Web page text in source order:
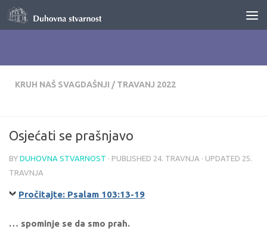
Skip to content
KRUH NAŠ SVAGDAŠNJI / TRAVANJ 2022
Osjećati se prašnjavo
BY DUHOVNA STVARNOST · PUBLISHED 24. TRAVNJA · UPDATED 25.
TRAVNJA
Pročitajte: Psalam 103:13-19
… spominje se da smo prah.